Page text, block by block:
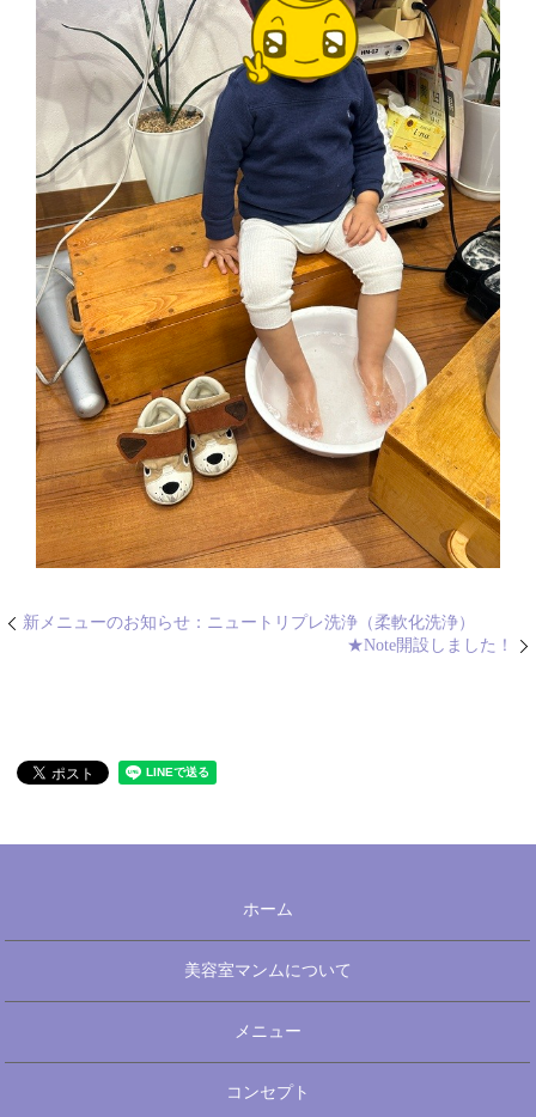
新メニューのお知らせ：ニュートリプレ洗浄（柔軟化洗浄）
★Note開設しました！
ホーム
美容室マンムについて
メニュー
コンセプト